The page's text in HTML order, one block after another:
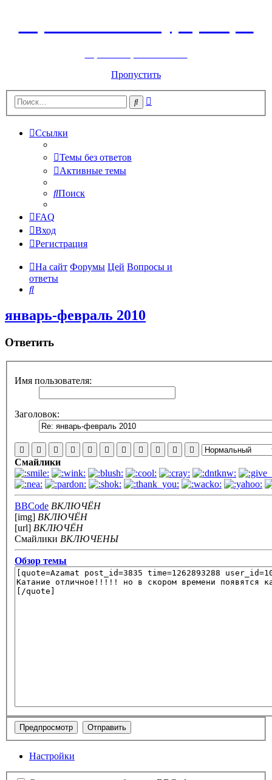
Пропустить
Поиск
Ссылки
Темы без ответов
Активные темы
Поиск
FAQ
Вход
Регистрация
На сайт Форумы Цей Вопросы и
ответы
Поиск
январь-февраль 2010
Ответить
Имя пользователя:
Заголовок:
Смайлики
BBCode ВКЛЮЧЁН
[img] ВКЛЮЧЁН
[url] ВКЛЮЧЁН
Смайлики ВКЛЮЧЕНЫ
Обзор темы
Настройки